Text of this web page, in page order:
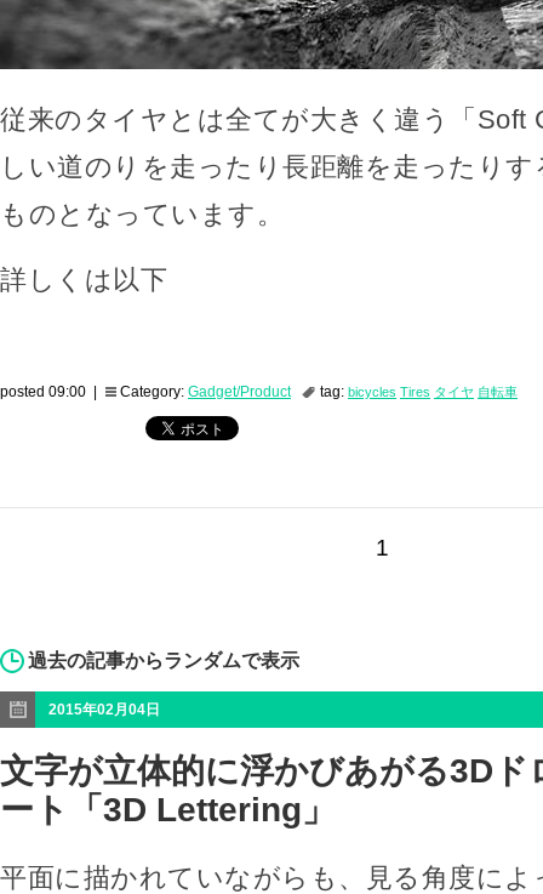
従来のタイヤとは全てが大きく違う「Soft
しい道のりを走ったり長距離を走ったり
ものとなっています。
詳しくは以下
posted 09:00 | Category: Gadget/Product tag: bicycles Tires タイヤ 自転車
1
過去の記事からランダムで表示
2015年02月04日
文字が立体的に浮かびあがる3Dド
ート「3D Lettering」
平面に描かれていながらも、見る角度によ